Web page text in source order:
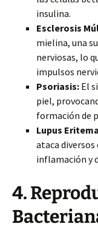
insulina.
Esclerosis
mielina, una
nerviosas, lo
impulsos
Psoriasis: El
piel,
formación de
Lupus
ataca
inflamación y
4.